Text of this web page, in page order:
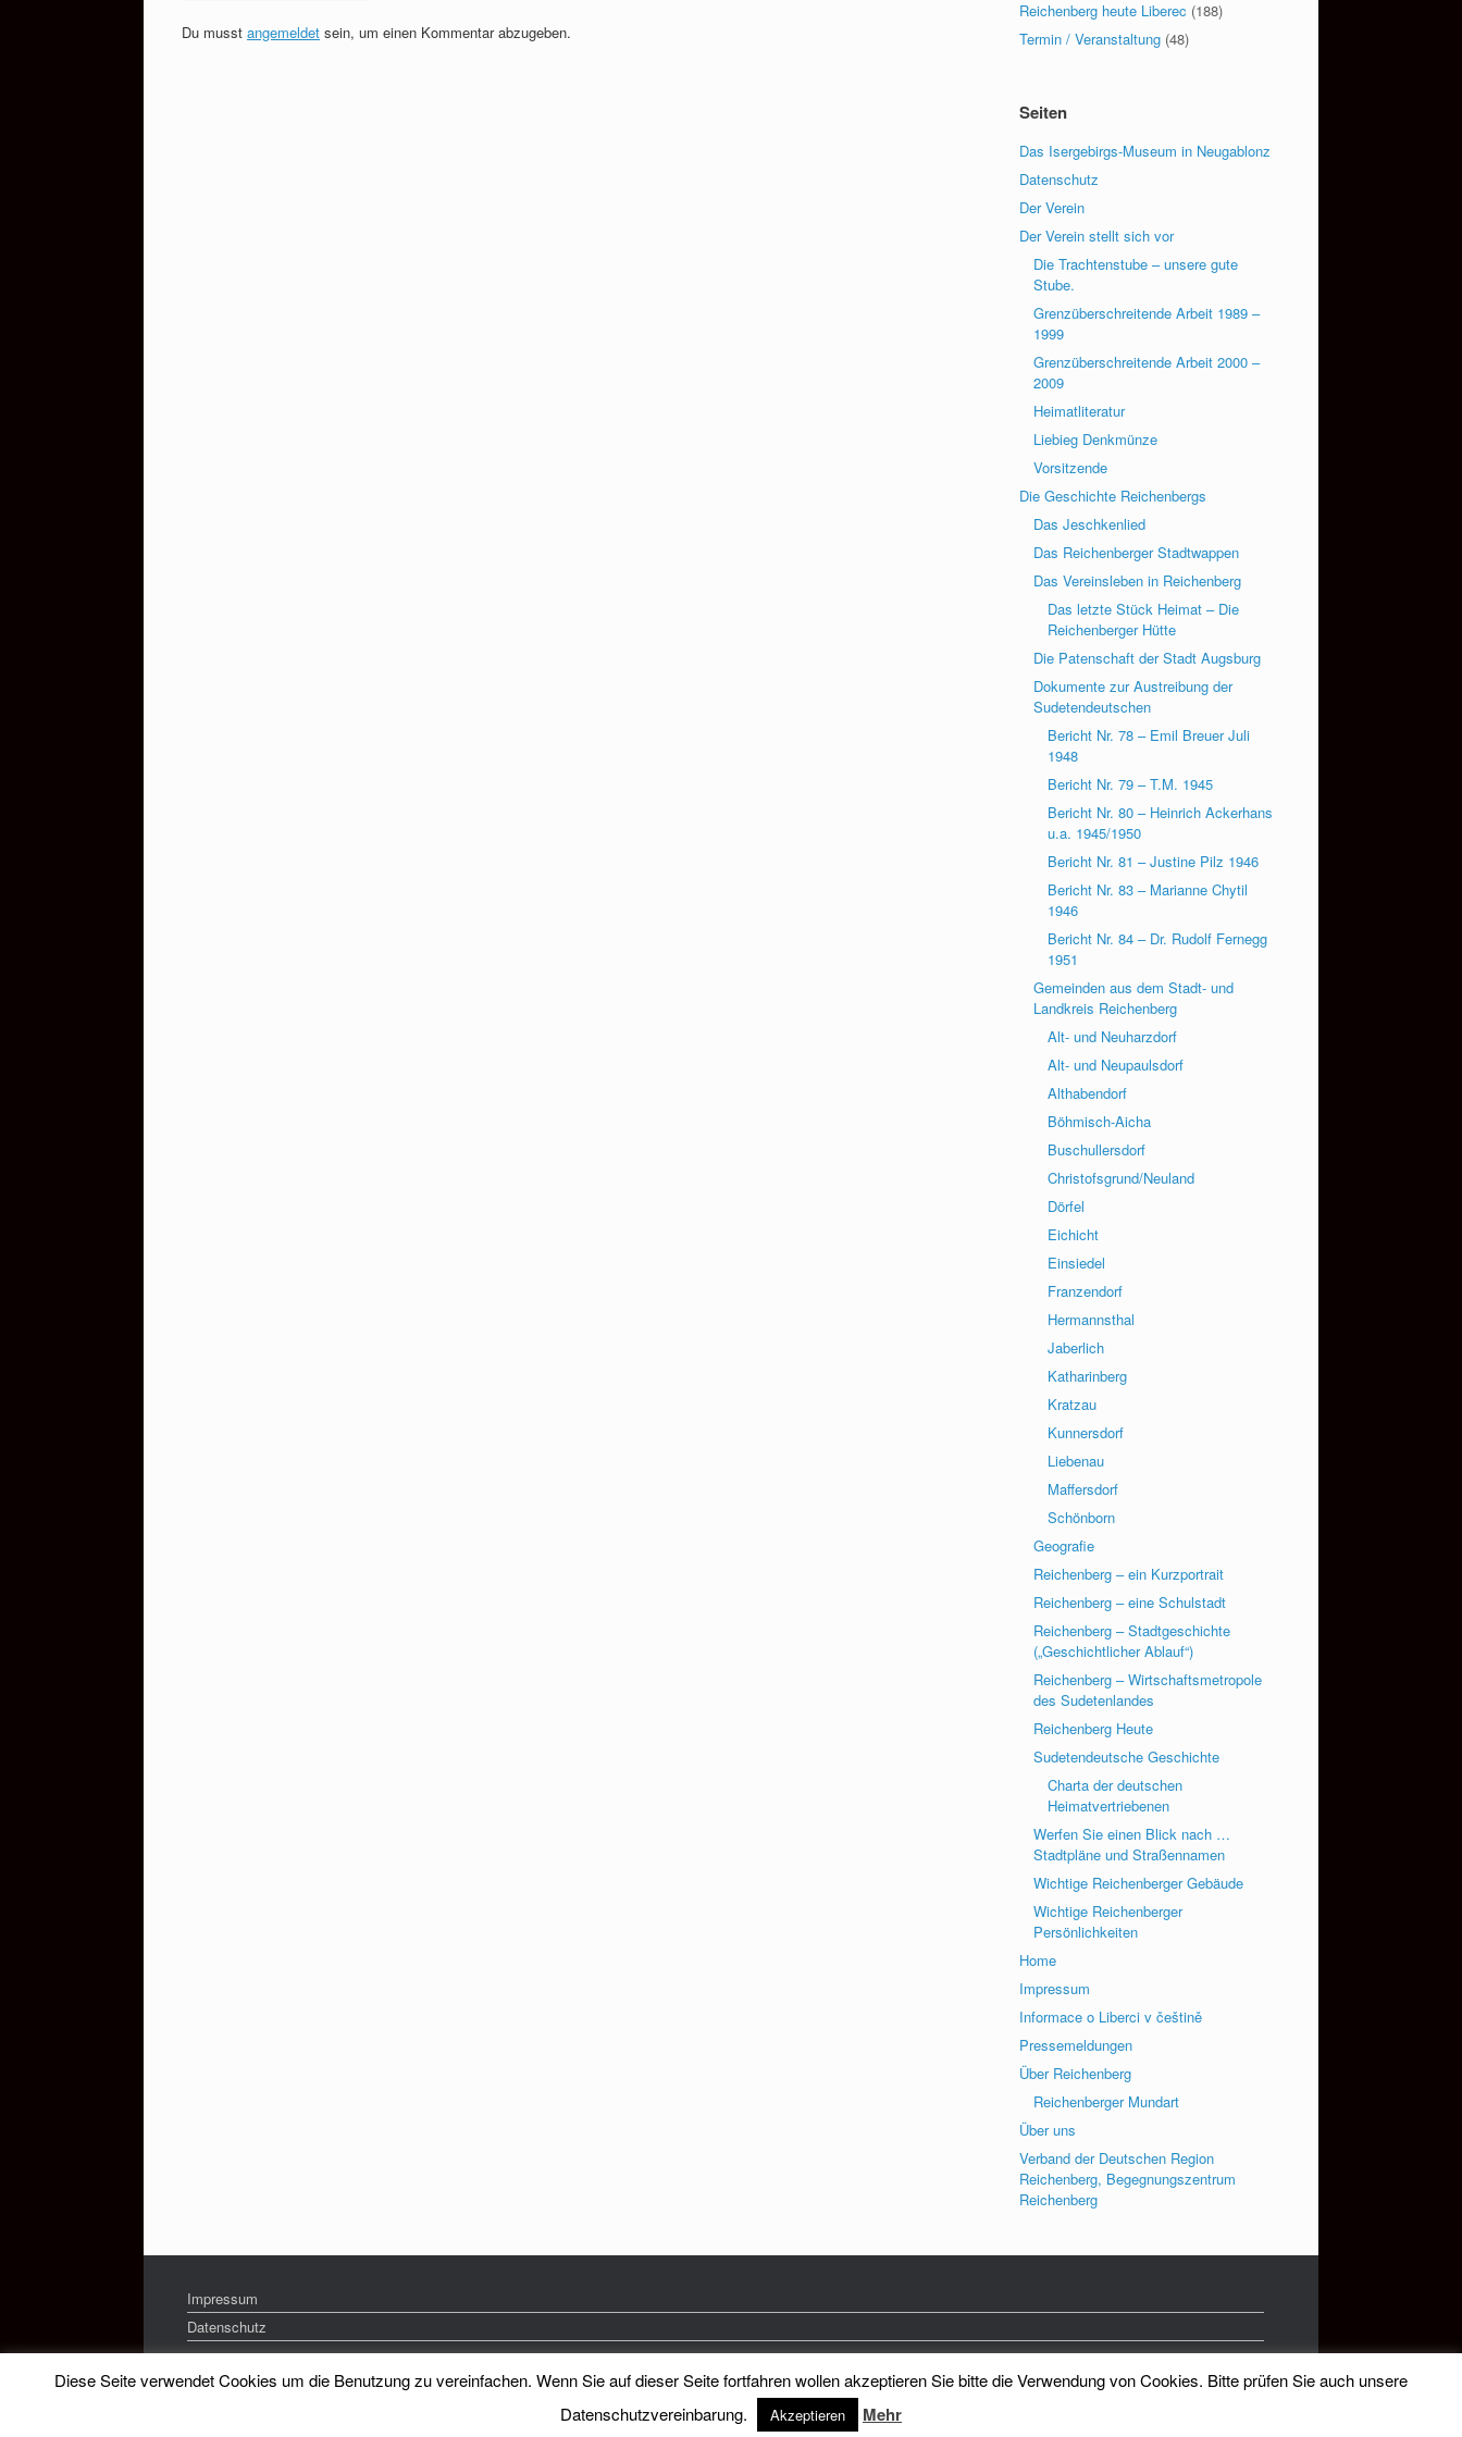
Du musst angemeldet sein, um einen Kommentar abzugeben.
Reichenberg heute Liberec (188)
Termin / Veranstaltung (48)
Seiten
Das Isergebirgs-Museum in Neugablonz
Datenschutz
Der Verein
Der Verein stellt sich vor
Die Trachtenstube – unsere gute
Stube.
Grenzüberschreitende Arbeit 1989 –
1999
Grenzüberschreitende Arbeit 2000 –
2009
Heimatliteratur
Liebieg Denkmünze
Vorsitzende
Die Geschichte Reichenbergs
Das Jeschkenlied
Das Reichenberger Stadtwappen
Das Vereinsleben in Reichenberg
Das letzte Stück Heimat – Die
Reichenberger Hütte
Die Patenschaft der Stadt Augsburg
Dokumente zur Austreibung der
Sudetendeutschen
Bericht Nr. 78 – Emil Breuer Juli
1948
Bericht Nr. 79 – T.M. 1945
Bericht Nr. 80 – Heinrich Ackerhans
u.a. 1945/1950
Bericht Nr. 81 – Justine Pilz 1946
Bericht Nr. 83 – Marianne Chytil
1946
Bericht Nr. 84 – Dr. Rudolf Fernegg
1951
Gemeinden aus dem Stadt- und
Landkreis Reichenberg
Alt- und Neuharzdorf
Alt- und Neupaulsdorf
Althabendorf
Böhmisch-Aicha
Buschullersdorf
Christofsgrund/Neuland
Dörfel
Eichicht
Einsiedel
Franzendorf
Hermannsthal
Jaberlich
Katharinberg
Kratzau
Kunnersdorf
Liebenau
Maffersdorf
Schönborn
Geografie
Reichenberg – ein Kurzportrait
Reichenberg – eine Schulstadt
Reichenberg – Stadtgeschichte
(„Geschichtlicher Ablauf“)
Reichenberg – Wirtschaftsmetropole
des Sudetenlandes
Reichenberg Heute
Sudetendeutsche Geschichte
Charta der deutschen
Heimatvertriebenen
Werfen Sie einen Blick nach …
Stadtpläne und Straßennamen
Wichtige Reichenberger Gebäude
Wichtige Reichenberger
Persönlichkeiten
Home
Impressum
Informace o Liberci v češtině
Pressemeldungen
Über Reichenberg
Reichenberger Mundart
Über uns
Verband der Deutschen Region
Reichenberg, Begegnungszentrum
Reichenberg
Impressum
Datenschutz
Heimatkreis Reichenberg Stadt und Land e.V. Theme bySiteOrigin
Diese Seite verwendet Cookies um die Benutzung zu vereinfachen. Wenn Sie auf dieser Seite fortfahren wollen akzeptieren Sie bitte die Verwendung von Cookies. Bitte prüfen Sie auch unsere
Datenschutzvereinbarung.
Akzeptieren Mehr